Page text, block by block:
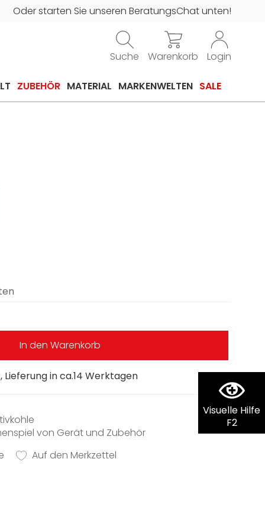
Visuelle Hilfe
F2
Oder starten Sie unseren BeratungsChat unten!
Suche Warenkorb Login
ZUBEHÖR MATERIAL MARKENWELTEN SALE
in ca.14 Werktagen
In den Warenkorb
von Gerät und Zubehör
Auf den Merkzettel